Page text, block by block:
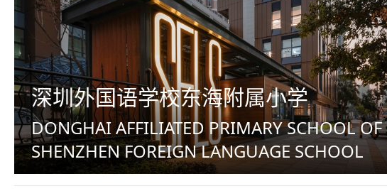
深圳外国语学校东海附属小学
DONGHAI AFFILIATED PRIMARY SCHOOL OF
SHENZHEN FOREIGN LANGUAGE SCHOOL